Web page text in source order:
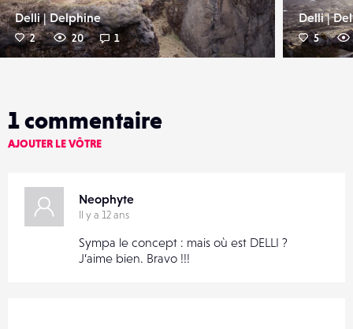
Delli | Delphine
2 20 1
Delli |
5
1commentaire
AJOUTER LE VÔTRE
Neophyte
Il y a 12 ans
Sympa le concept : mais où est DELLI ?
J’aime bien. Bravo !!!